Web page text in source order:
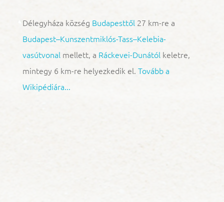
Délegyháza község Budapesttől 27 km-re a
Budapest–Kunszentmiklós-Tass–Kelebia-
vasútvonal mellett, a Ráckevei-Dunától keletre,
mintegy 6 km-re helyezkedik el. Tovább a
Wikipédiára...